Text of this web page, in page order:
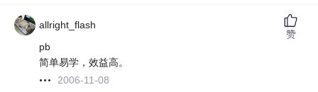
allright_flash
pb
简单易学，效益高。
2006-11-08
赞